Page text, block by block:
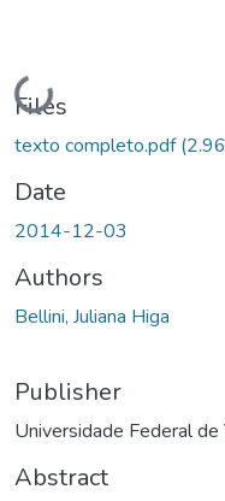
Loading...
Files
texto completo.pdf
Date
2014-12-03
Authors
Bellini, Juliana Higa
Publisher
Universidade Federal de
Abstract